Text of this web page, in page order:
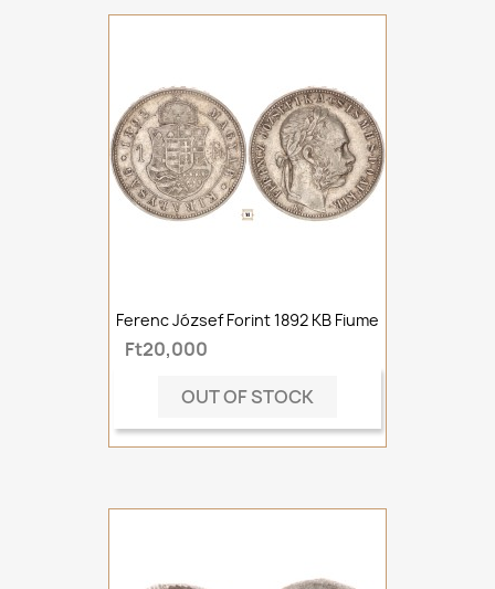
Ferenc József Forint 1892 KB Fiume
Ft20,000
OUT OF STOCK